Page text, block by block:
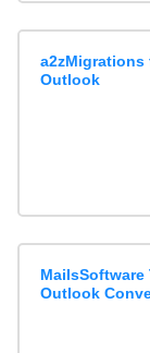
Outlook
Outlook